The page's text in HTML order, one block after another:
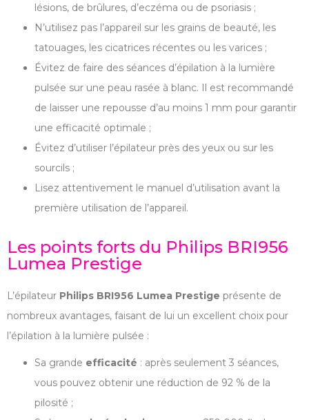
lésions, de brûlures, d’eczéma ou de psoriasis ;
N’utilisez pas l’appareil sur les grains de beauté, les
tatouages, les cicatrices récentes ou les varices ;
Évitez de faire des séances d’épilation à la lumière
pulsée sur une peau rasée à blanc. Il est recommandé
de laisser une repousse d’au moins 1 mm pour garantir
une efficacité optimale ;
Évitez d’utiliser l’épilateur près des yeux ou sur les
sourcils ;
Lisez attentivement le manuel d’utilisation avant la
première utilisation de l’appareil.
Les points forts du Philips BRI956
Lumea Prestige
L’épilateur Philips BRI956 Lumea Prestige présente de
nombreux avantages, faisant de lui un excellent choix pour
l’épilation à la lumière pulsée :
Sa grande efficacité : après seulement 3 séances,
vous pouvez obtenir une réduction de 92 % de la
pilosité ;